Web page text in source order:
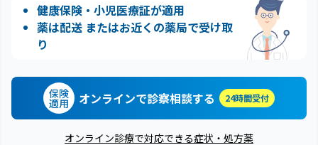
健康保険・小児医療証が適用
薬は配送 またはお近くの薬局で受け取
り
保険
適用 オンラインで診察相談する 24時間受付
オンライン診療で対応できる症状・処方薬